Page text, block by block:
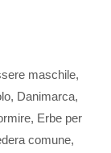
maschile,
, Danimarca,
, Erbe per
comune,